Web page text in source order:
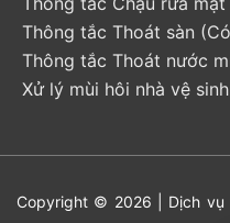
Thông tắc Thoát sàn
Thông tắc Thoát nước
Xử lý mùi hôi nhà vệ
Copyright © 2026 | Dịch vụ